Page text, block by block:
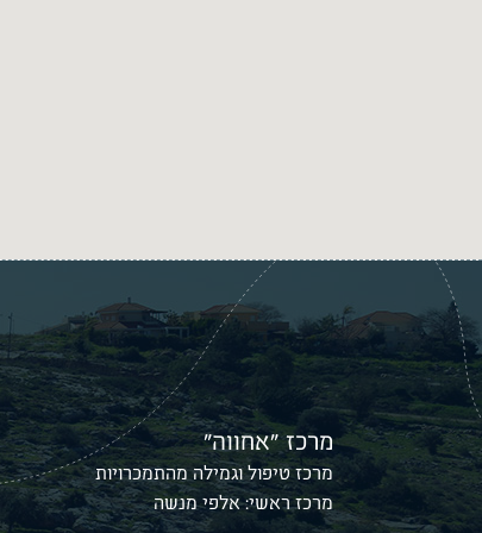
מרכז ״אחווה״
מרכז טיפול וגמילה מהתמכרויות
מרכז ראשי: אלפי מנשה